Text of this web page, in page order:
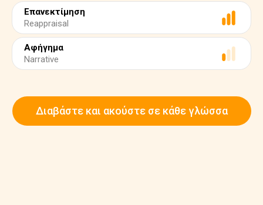
Επανεκτίμηση
Reappraisal
Αφήγημα
Narrative
Διαβάστε και ακούστε σε κάθε γλώσσα